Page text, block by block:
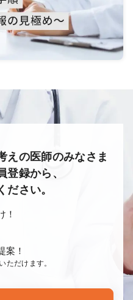
えの医師のみなさま
登録から、
ださい。
！
案！
ただけます。